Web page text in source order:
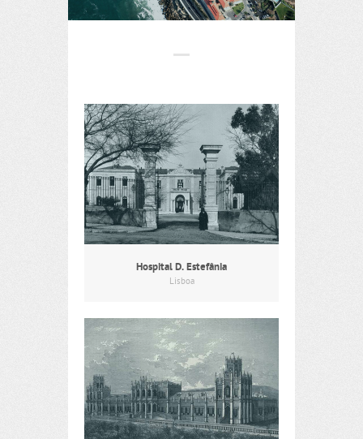
Hospital D. Estefânia
Lisboa